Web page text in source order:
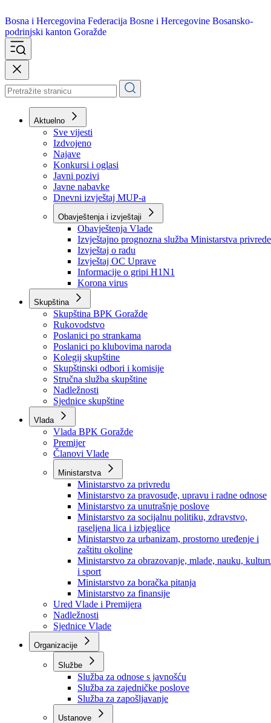
Bosna i Hercegovina
podrinjski kanton Goražde
Aktuelno
Sve vijesti
Izdvojeno
Najave
Konkursi i oglasi
Javni pozivi
Javne nabavke
Dnevni izvještaj MUP-a
Obavještenja i izvještaji
Obavještenja Vlade
Izvještajno prognozna služba Ministarstva privrede
Izvještaj o radu
Izvještaj OC Uprave
Informacije o gripi H1N1
Korona virus
Skupština
Skupština BPK Goražde
Rukovodstvo
Poslanici po strankama
Poslanici po klubovima naroda
Kolegij skupštine
Skupštinski odbori i komisije
Stručna služba skupštine
Nadležnosti
Sjednice skupštine
Vlada
Vlada BPK Goražde
Premijer
Članovi Vlade
Ministarstva
Ministarstvo za privredu
Ministarstvo za pravosuđe, upravu i radne odnose
Ministarstvo za unutrašnje poslove
Ministarstvo za socijalnu politiku, zdravstvo,
raseljena lica i izbjeglice
Ministarstvo za urbanizam, prostorno uređenje i
zaštitu okoline
Ministarstvo za obrazovanje, mlade, nauku,
i sport
Ministarstvo za boračka pitanja
Ministarstvo za finansije
Ured Vlade i Premijera
Nadležnosti
Sjednice Vlade
Organizacije
Službe
Služba za odnose s javnošću
Služba za zajedničke poslove